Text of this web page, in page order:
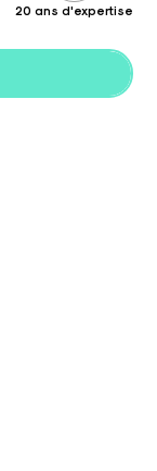
20 ans d'expertise